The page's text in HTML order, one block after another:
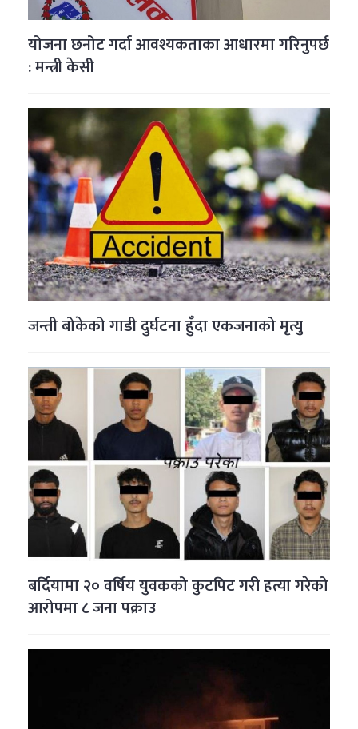
योजना छनोट गर्दा आवश्यकताका आधारमा गरिनुपर्छ
: मन्त्री केसी
जन्ती बोकेको गाडी दुर्घटना हुँदा एकजनाको मृत्यु
बर्दियामा २० वर्षिय युवकको कुटपिट गरी हत्या गरेको
आरोपमा ८ जना पक्राउ